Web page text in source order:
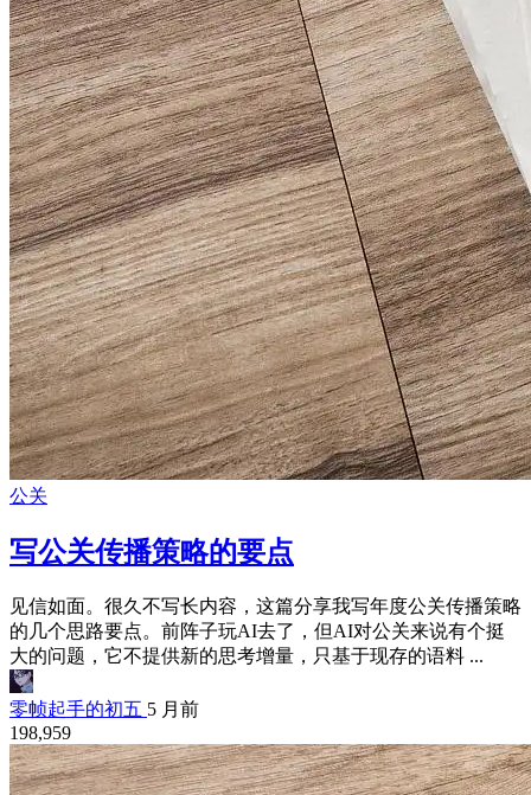
公关
写公关传播策略的要点
见信如面。很久不写长内容，这篇分享我写年度公关传播策略
的几个思路要点。前阵子玩AI去了，但AI对公关来说有个挺
大的问题，它不提供新的思考增量，只基于现存的语料 ...
零帧起手的初五 5 月前
198,959